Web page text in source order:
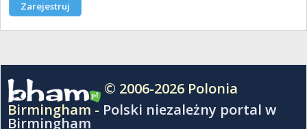
Zarejestruj
© 2006-2026 Polonia
Birmingham - Polski niezależny portal w
Birmingham